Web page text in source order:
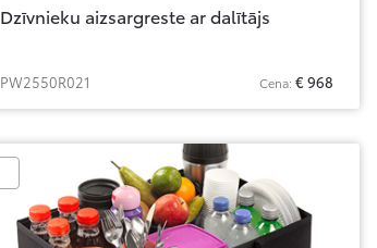
Dzīvnieku aizsargreste ar dalītājs
PW2550R021 Cena: € 968